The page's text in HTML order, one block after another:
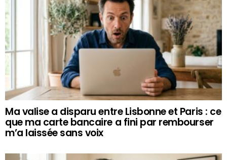
Ma valise a disparu entre Lisbonne et Paris : ce
que ma carte bancaire a fini par rembourser
m’a laissée sans voix